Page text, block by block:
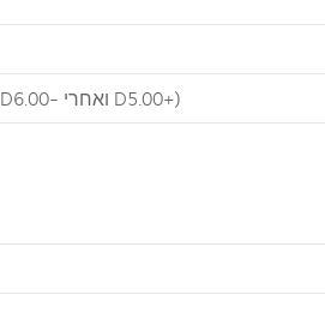
D6.00+ עד D9.00- (0.50 צעדים אחרי D6.00- ואחרי D5.00+)